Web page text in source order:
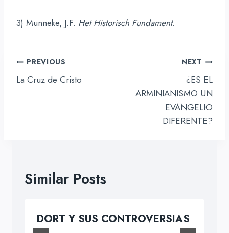
3) Munneke, J.F. Het Historisch Fundament.
Navegación
de
PREVIOUS
La Cruz de Cristo
NEXT
¿ES EL
ARMINIANISMO UN
EVANGELIO
DIFERENTE?
Similar Posts
DORT Y SUS CONTROVERSIAS